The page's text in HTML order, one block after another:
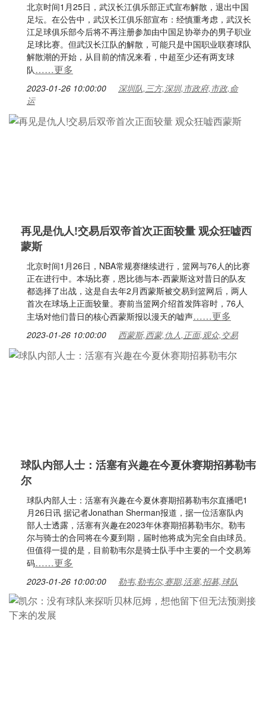
北京时间1月25日，武汉长江俱乐部正式宣布解散，退出中国
足坛。在公告中，武汉长江俱乐部宣布：经慎重考虑，武汉长
江足球俱乐部今后将不再注册参加由中国足协举办的男子职业
足球比赛。但武汉长江队的解散，可能只是中国职业联赛球队
解散潮的开始，从目前的情况来看，中超至少还有两支球
队……更多
2023-01-26 10:00:00
深圳队,三方,深圳,市政府,市政,命
运
再见是仇人!交易后双帝首次正面较量 观众狂嘘西
蒙斯
北京时间1月26日，NBA常规赛继续进行，篮网与76人的比赛
正在进行中。本场比赛，恩比德与本-西蒙斯这对昔日的队友
都选择了出战，这是自去年2月西蒙斯被交易到篮网后，两人
首次在球场上正面较量。赛前当篮网介绍首发阵容时，76人
主场对他们昔日的核心西蒙斯报以漫天的嘘声……更多
2023-01-26 10:00:00 西蒙斯,西蒙,仇人,正面,观众,交易
球队内部人士：活塞有兴趣在今夏休赛期招募勒韦
尔
球队内部人士：活塞有兴趣在今夏休赛期招募勒韦尔直播吧1
月26日讯 据记者Jonathan Sherman报道，据一位活塞队内
部人士透露，活塞有兴趣在2023年休赛期招募勒韦尔。勒韦
尔与骑士的合同将在今夏到期，届时他将成为完全自由球员。
但值得一提的是，目前勒韦尔是骑士队手中主要的一个交易筹
码……更多
2023-01-26 10:00:00 勒韦,勒韦尔,赛期,活塞,招募,球队